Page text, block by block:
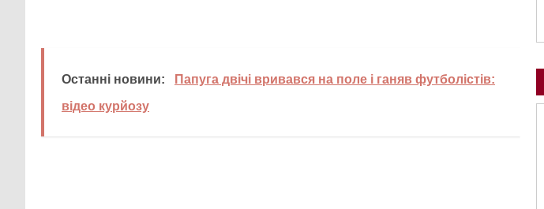
Останні новини:
Папуга двічі вривався на поле і ганяв футболістів:
відео курйозу